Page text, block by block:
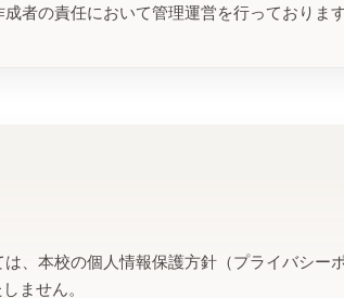
者の責任において管理運営を行っております
、本校の個人情報保護方針（プライバシー
ません。